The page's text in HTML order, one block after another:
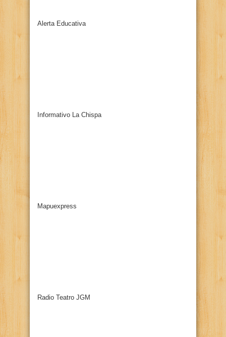
Alerta Educativa
Informativo La Chispa
Mapuexpress
Radio Teatro JGM